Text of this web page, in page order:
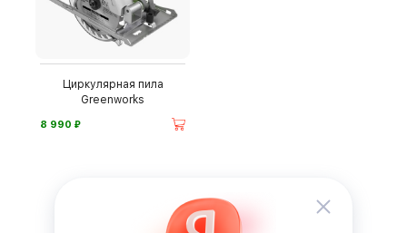
Циркулярная пила
Greenworks
8 990 ⃏